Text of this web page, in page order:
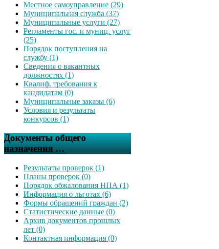
Местное самоуправление (29)
Муниципальная служба (37)
Муниципальные услуги (27)
Регламенты гос. и муниц. услуг
(25)
Порядок поступления на
службу (1)
Сведения о вакантных
должностях (1)
Квалиф. требования к
кандидатам (0)
Муниципальные заказы (6)
Условия и результаты
конкурсов (1)
Документы общего
назначения …
Результаты проверок (1)
Планы проверок (0)
Порядок обжалования НПА (1)
Информация о льготах (6)
Формы обращений граждан (2)
Статистические данные (0)
Архив документов прошлых
лет (0)
Контактная информация (0)